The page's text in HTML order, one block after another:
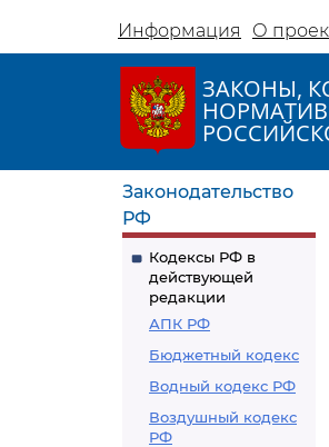
Информация О
ЗАКОНЫ,
Законодательство
РФ
Кодексы РФ в
действующей
редакции
АПК РФ
Бюджетный кодекс
Водный кодекс РФ
Воздушный кодекс
РФ